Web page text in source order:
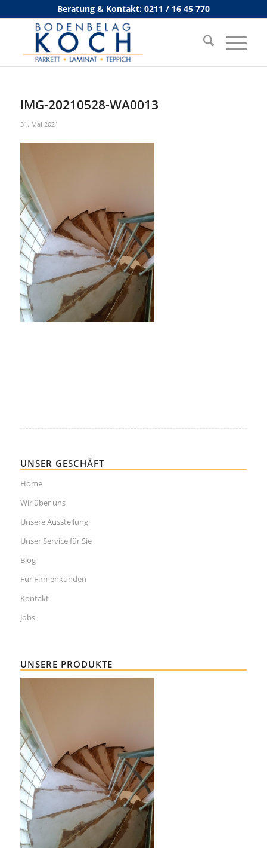
Beratung & Kontakt: 0211 / 16 45 770
IMG-20210528-WA0013
31. Mai 2021
UNSER GESCHÄFT
Home
Wir über uns
Unsere Ausstellung
Unser Service für Sie
Blog
Für Firmenkunden
Kontakt
Jobs
UNSERE PRODUKTE